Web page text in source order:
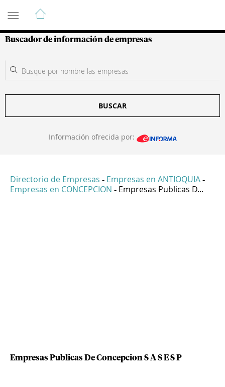
Guía de Empresas Colombianas
Buscador de información de empresas
BUSCAR
Información ofrecida por:
Directorio de Empresas - Empresas en ANTIOQUIA -
Empresas en CONCEPCION - Empresas Publicas D...
Empresas Publicas De Concepcion S A S E S P